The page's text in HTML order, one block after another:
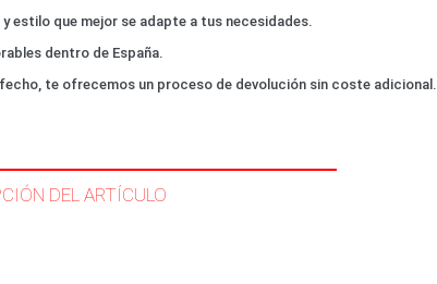
y estilo que mejor se adapte a tus necesidades.
dentro de España.
te ofrecemos un proceso de devolución sin coste adicional.
DEL ARTÍCULO